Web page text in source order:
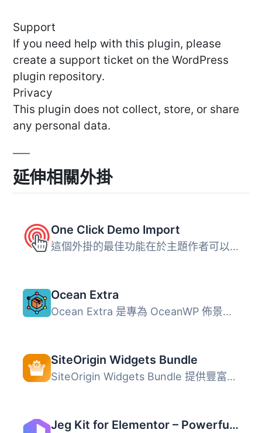
Support
If you need help with this plugin, please
create a support ticket on the WordPress
plugin repository.
Privacy
This plugin does not collect, store, or share
any personal data.
延伸相關外掛
One Click Demo Import
這個外掛的最佳功能在於主題作者可以在他們的主題中定義導入...
Ocean Extra
Ocean Extra 是專為 OceanWP 佈景主題打造的免費擴充外掛，提...
SiteOrigin Widgets Bundle
SiteOrigin Widgets Bundle 提供豐富的網站元件集合，包含按...
Jeg Kit for Elementor – Powerful Addons for Elementor, Widgets & Templates for WordPress